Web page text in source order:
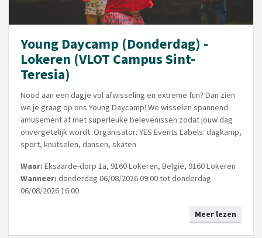
Young Daycamp (Donderdag) -
Lokeren (VLOT Campus Sint-
Teresia)
Nood aan een dagje vol afwisseling en extreme fun? Dan zien
we je graag op ons Young Daycamp! We wisselen spannend
amusement af met superleuke belevenissen zodat jouw dag
onvergetelijk wordt. Organisator: YES Events Labels: dagkamp,
sport, knutselen, dansen, skaten
Waar: Eksaarde-dorp 1a, 9160 Lokeren, België, 9160 Lokeren
Wanneer: donderdag 06/08/2026 09:00 tot donderdag
06/08/2026 16:00
Meer lezen